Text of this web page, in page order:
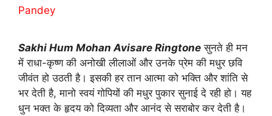
Pandey
Sakhi Hum Mohan Avisare Ringtone सुनते ही मन
में राधा-कृष्ण की अनोखी लीलाओं और उनके प्रेम की मधुर छवि
जीवंत हो उठती है। इसकी हर तान आत्मा को भक्ति और शांति से
भर देती है, मानो स्वयं गोपियों की मधुर पुकार सुनाई दे रही हो। यह
धुन भक्त के हृदय को दिव्यता और आनंद से सराबोर कर देती है।